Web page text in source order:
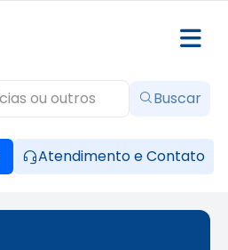
Atendimento e Contato
Buscar